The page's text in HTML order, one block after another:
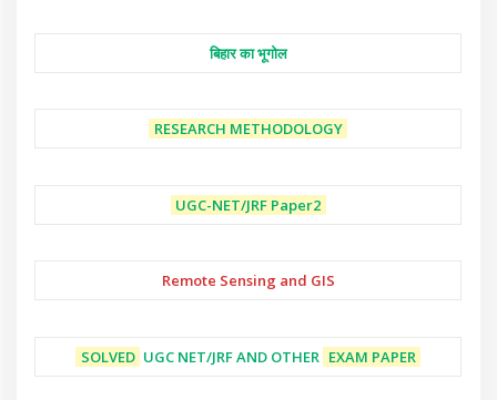
बिहार का भूगोल
RESEARCH METHODOLOGY
UGC-NET/JRF Paper2
Remote Sensing and GIS
SOLVED UGC NET/JRF AND OTHER EXAM PAPER